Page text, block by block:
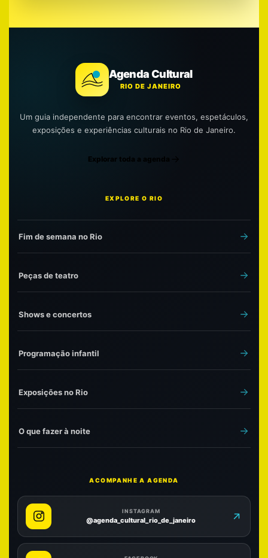
Agenda Cultural
RIO DE JANEIRO
Um guia independente para encontrar eventos, espetáculos,
exposições e experiências culturais no Rio de Janeiro.
Explorar toda a agenda
EXPLORE O RIO
Fim de semana no Rio
Peças de teatro
Shows e concertos
Programação infantil
Exposições no Rio
O que fazer à noite
ACOMPANHE A AGENDA
INSTAGRAM
@agenda_cultural_rio_de_janeiro